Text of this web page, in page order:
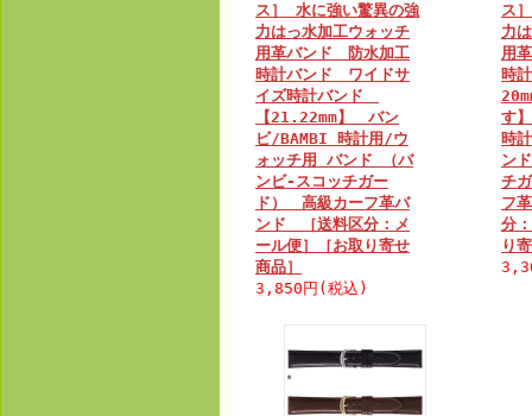
ス］ 水に強い驚異の強
力はっ水加工ウォッチ
用革バンド 防水加工
時計バンド ワイドサ
イズ時計バンド
【21.22mm】 バン
ビ/BAMBI 時計用/ウ
ォッチ用 バンド （バ
ンビ-スコッチガー
ド） 高級カーフ革バ
ンド ［送料区分：メ
ール便］［お取り寄せ
商品］
3,850円(税込)
ス
力
用
時
す
時
ン
チ
フ
分
り